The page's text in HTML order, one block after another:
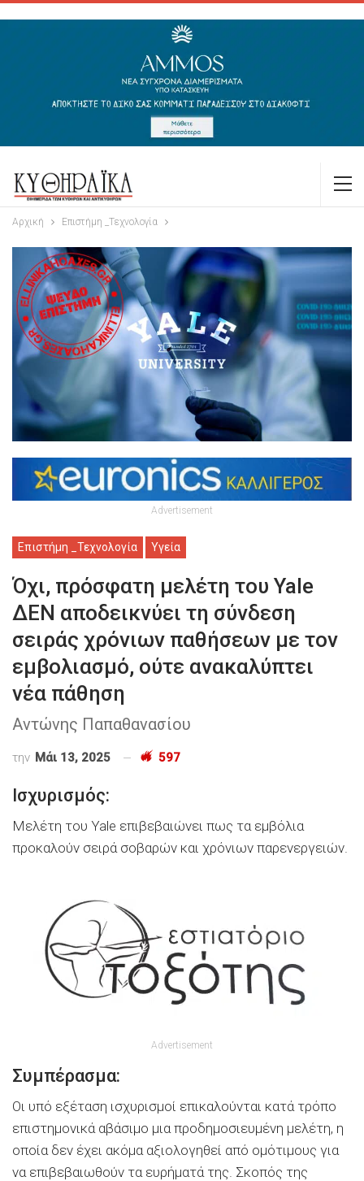
Αρχική Επιστήμη _Τεχνολογία
Advertisement
Επιστήμη _Τεχνολογία Υγεία
Όχι, πρόσφατη μελέτη του Yale
ΔΕΝ αποδεικνύει τη σύνδεση
σειράς χρόνιων παθήσεων με τον
εμβολιασμό, ούτε ανακαλύπτει
νέα πάθηση
Αντώνης Παπαθανασίου
την Μάι 13, 2025 597
Ισχυρισμός:
Μελέτη του Yale επιβεβαιώνει πως τα εμβόλια
προκαλούν σειρά σοβαρών και χρόνιων παρενεργειών.
Advertisement
Συμπέρασμα:
Οι υπό εξέταση ισχυρισμοί επικαλούνται κατά τρόπο
επιστημονικά αβάσιμο μια προδημοσιευμένη μελέτη, η
οποία δεν έχει ακόμα αξιολογηθεί από ομότιμους για
να επιβεβαιωθούν τα ευρήματά της. Σκοπός της